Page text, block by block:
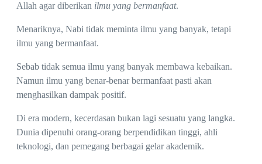
Allah agar diberikan ilmu yang bermanfaat.
Menariknya, Nabi tidak meminta ilmu yang banyak, tetapi
ilmu yang bermanfaat.
Sebab tidak semua ilmu yang banyak membawa kebaikan.
Namun ilmu yang benar-benar bermanfaat pasti akan
menghasilkan dampak positif.
Di era modern, kecerdasan bukan lagi sesuatu yang langka.
Dunia dipenuhi orang-orang berpendidikan tinggi, ahli
teknologi, dan pemegang berbagai gelar akademik.